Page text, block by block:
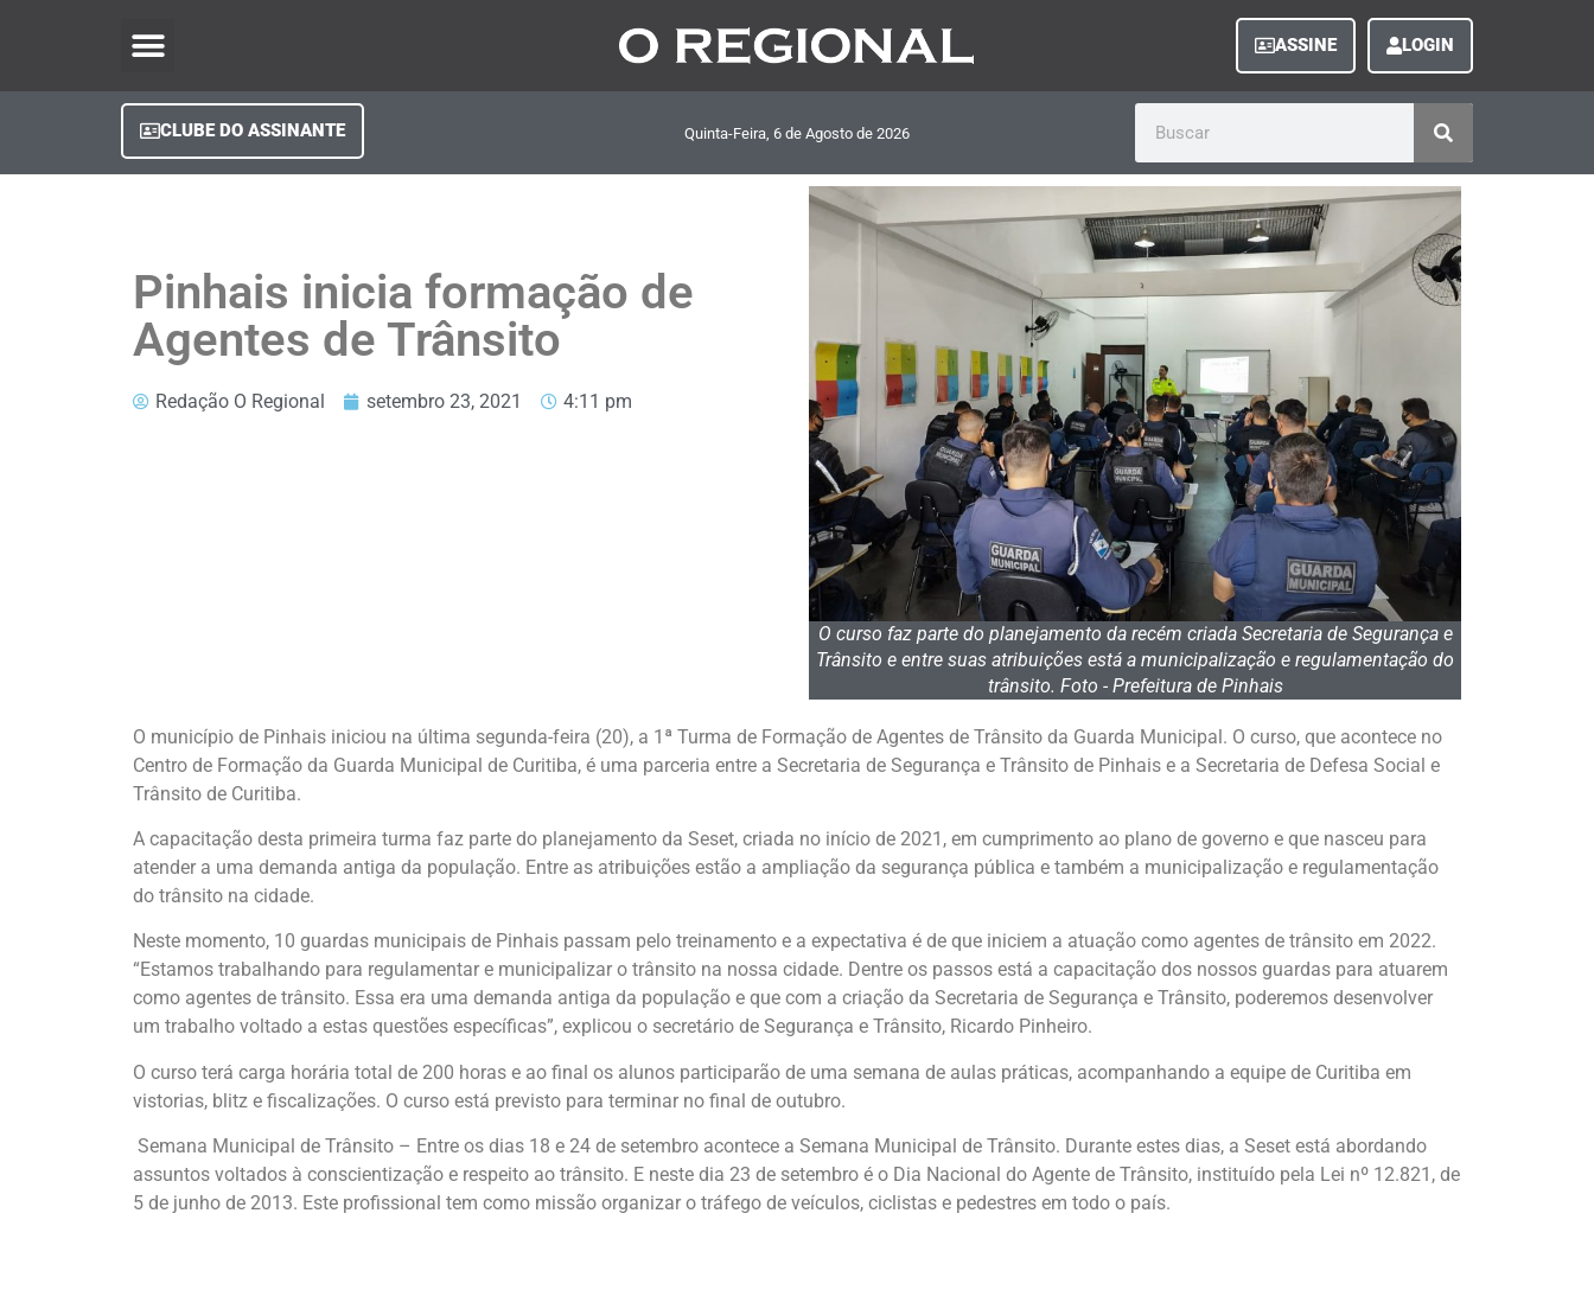
ASSINE LOGIN
CLUBE DO ASSINANTE Quinta-Feira, 6 de Agosto de 2026
Pinhais inicia formação de
Agentes de Trânsito
Redação O Regional setembro 23, 2021 4:11 pm
O curso faz parte do planejamento da recém criada Secretaria de Segurança e
Trânsito e entre suas atribuições está a municipalização e regulamentação do
trânsito. Foto - Prefeitura de Pinhais
O município de Pinhais iniciou na última segunda-feira (20), a 1ª Turma de Formação de Agentes de Trânsito da Guarda Municipal. O curso, que acontece no
Centro de Formação da Guarda Municipal de Curitiba, é uma parceria entre a Secretaria de Segurança e Trânsito de Pinhais e a Secretaria de Defesa Social e
Trânsito de Curitiba.
A capacitação desta primeira turma faz parte do planejamento da Seset, criada no início de 2021, em cumprimento ao plano de governo e que nasceu para
atender a uma demanda antiga da população. Entre as atribuições estão a ampliação da segurança pública e também a municipalização e regulamentação
do trânsito na cidade.
Neste momento, 10 guardas municipais de Pinhais passam pelo treinamento e a expectativa é de que iniciem a atuação como agentes de trânsito em 2022.
“Estamos trabalhando para regulamentar e municipalizar o trânsito na nossa cidade. Dentre os passos está a capacitação dos nossos guardas para atuarem
como agentes de trânsito. Essa era uma demanda antiga da população e que com a criação da Secretaria de Segurança e Trânsito, poderemos desenvolver
um trabalho voltado a estas questões específicas”, explicou o secretário de Segurança e Trânsito, Ricardo Pinheiro.
O curso terá carga horária total de 200 horas e ao final os alunos participarão de uma semana de aulas práticas, acompanhando a equipe de Curitiba em
vistorias, blitz e fiscalizações. O curso está previsto para terminar no final de outubro.
Semana Municipal de Trânsito – Entre os dias 18 e 24 de setembro acontece a Semana Municipal de Trânsito. Durante estes dias, a Seset está abordando
assuntos voltados à conscientização e respeito ao trânsito. E neste dia 23 de setembro é o Dia Nacional do Agente de Trânsito, instituído pela Lei nº 12.821, de
5 de junho de 2013. Este profissional tem como missão organizar o tráfego de veículos, ciclistas e pedestres em todo o país.